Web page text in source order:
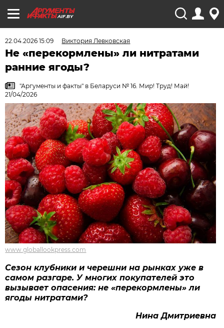
AIF.BY
22.04.2026 15:09 Виктория Левковская
Не «перекормлены» ли нитратами
ранние ягоды?
"Аргументы и факты" в Беларуси № 16. Мир! Труд! Май!
21/04/2026
www.globallookpress.com
Сезон клубники и черешни на рынках уже в
самом разгаре. У многих покупателей это
вызывает опасения: не«перекормлены» ли
ягоды нитратами?
Нина Дмитриевна